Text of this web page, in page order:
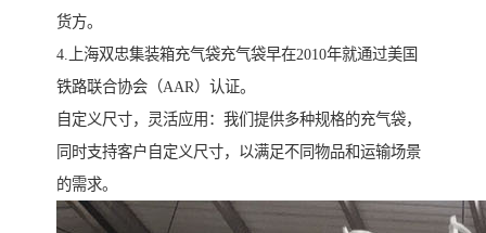
货方。
4.上海双忠集装箱充气袋充气袋早在2010年就通过美国
铁路联合协会（AAR）认证。
自定义尺寸，灵活应用：我们提供多种规格的充气袋，
同时支持客户自定义尺寸，以满足不同物品和运输场景
的需求。